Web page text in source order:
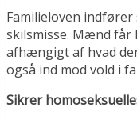
Familieloven
skilsmisse. Mænd
afhængigt af hvad
også ind mod vold i
Sikrer